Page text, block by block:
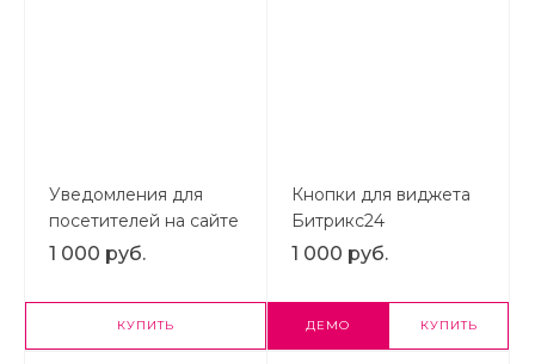
Уведомления для
посетителей на сайте
1 000 руб.
КУПИТЬ
Кнопки для виджета
Битрикс24
1 000 руб.
ДЕМО КУПИТЬ